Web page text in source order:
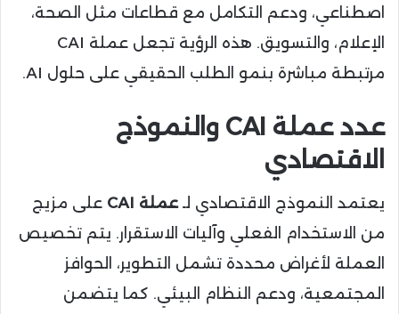
اصطناعي، ودعم التكامل مع قطاعات مثل الصحة،
الإعلام، والتسويق. هذه الرؤية تجعل عملة CAI
مرتبطة مباشرة بنمو الطلب الحقيقي على حلول AI.
عدد عملة CAI والنموذج
الاقتصادي
يعتمد النموذج الاقتصادي لـعملة CAI
على مزيج
من الاستخدام الفعلي وآليات الاستقرار. يتم تخصيص
العملة لأغراض محددة تشمل التطوير، الحوافز
المجتمعية، ودعم النظام البيئي. كما يتضمن